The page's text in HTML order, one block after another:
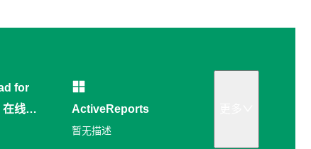
for
线信
演示
ActiveReports
暂无描述